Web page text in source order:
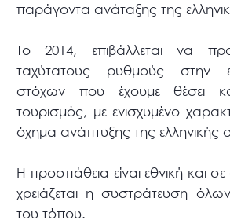
παράγοντα ανάταξης της
Το 2014, επιβάλλεται να
ταχύτατους ρυθμούς στην
στόχων που έχουμε θέσει
τουρισμός, με ενισχυμένο
όχημα ανάπτυξης της ελληνικής
Η προσπάθεια είναι εθνική και
χρειάζεται η συστράτευση
του τόπου.